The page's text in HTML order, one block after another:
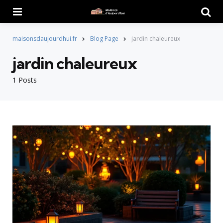
maisonsdaujourdhui.fr Blog Page jardin chaleureux
1 Posts
jardin chaleureux